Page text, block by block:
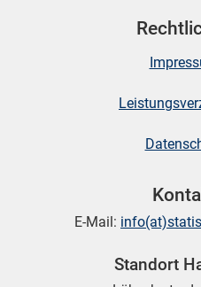
E-Mail:
Standort